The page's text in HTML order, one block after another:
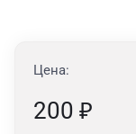
Цена:
200 ₽